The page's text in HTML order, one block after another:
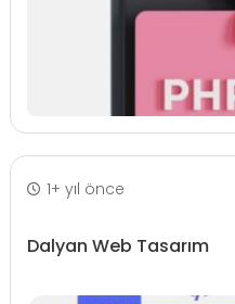
1+ yıl önce
Dalyan Web Tasarım